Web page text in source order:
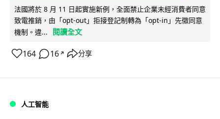
法國將於 8 月 11 日起實施新例，全面禁止企業未經消費者同意
致電推銷，由「opt-out」拒接登記制轉為「opt-in」先徵同意
機制。違...
閱讀全文
164 16 ↗ 分享
人工智能